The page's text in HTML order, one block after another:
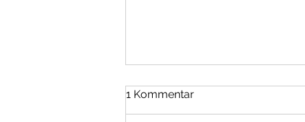
Juni 2026
Es war ein Mittwoch- wir sind früh
1 Kommentar